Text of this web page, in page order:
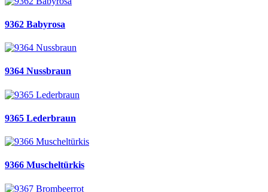
9362 Babyrosa
9364 Nussbraun
9365 Lederbraun
9366 Muscheltürkis